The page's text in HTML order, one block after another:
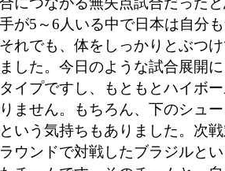
が5～6人いる中で日本は自分
れでも、体をしっかりとぶつ
した。今日のような試合展開
イプですし、もともとハイボ
ません。もちろん、下のシュ
いう気持ちもありました。次
ウンドで対戦したブラジルと